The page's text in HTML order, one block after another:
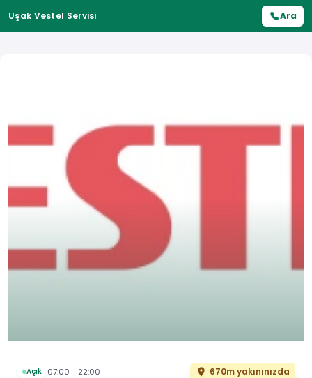
Uşak Vestel Servisi Ara
Açık 07:00 - 22:00 670m yakınınızda